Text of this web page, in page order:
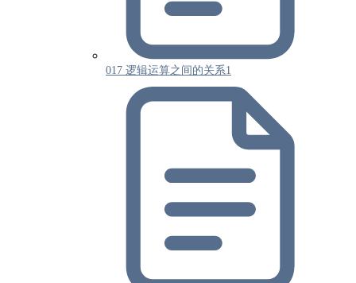
017 逻辑运算之间的关系1